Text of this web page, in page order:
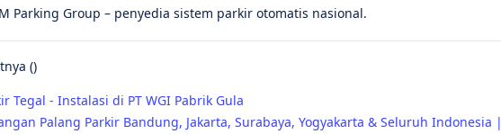
Parking Group – penyedia sistem parkir otomatis nasional.
()
Tegal - Instalasi di PT WGI Pabrik Gula
Palang Parkir Bandung, Jakarta, Surabaya, Yogyakarta & Seluruh Indonesia |